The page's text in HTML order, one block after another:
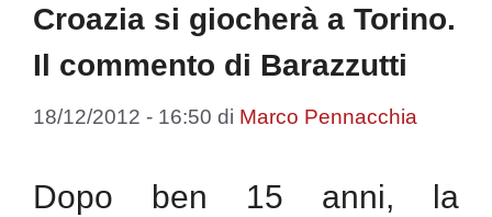
Croazia si giocherà a Torino.
Il commento di Barazzutti
18/12/2012 - 16:50 di Marco Pennacchia
Dopo ben 15 anni, la